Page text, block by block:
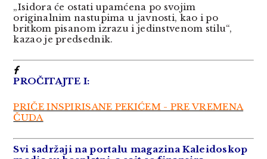
„Isidora će ostati upamćena po svojim
originalnim nastupima u javnosti, kao i po
britkom pisanom izrazu i jedinstvenom stilu“,
kazao je predsednik.
PROČITAJTE I:
PRIČE INSPIRISANE PEKIĆEM - PRE VREMENA
ČUDA
Svi sadržaji na portalu magazina Kaleidoskop